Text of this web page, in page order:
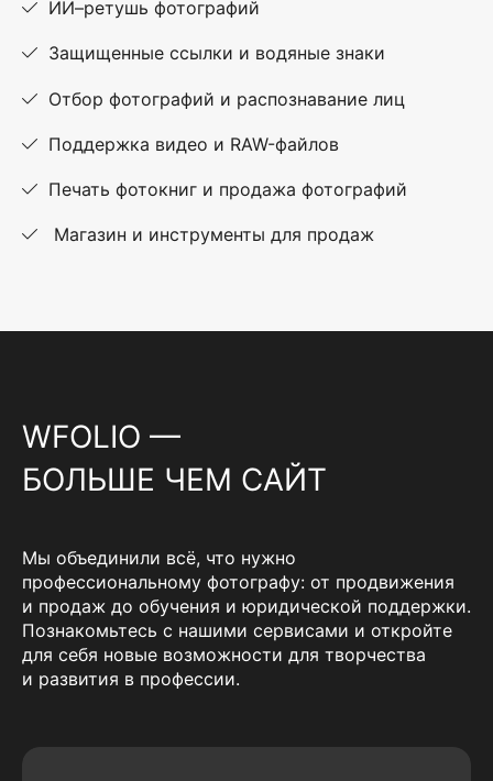
ИИ–ретушь фотографий
Защищенные ссылки и водяные знаки
Отбор фотографий и распознавание лиц
Поддержка видео и RAW-файлов
Печать фотокниг и продажа фотографий
Магазин и инструменты для продаж
WFOLIO —
БОЛЬШЕ ЧЕМ САЙТ
Мы объединили всё, что нужно
профессиональному фотографу: от продвижения
и продаж до обучения и юридической поддержки.
Познакомьтесь с нашими сервисами и откройте
для себя новые возможности для творчества
и развития в профессии.